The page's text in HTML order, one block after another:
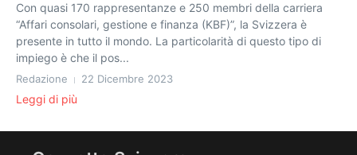
Con quasi 170 rappresentanze e 250 membri della carriera
“Affari consolari, gestione e finanza (KBF)”, la Svizzera è
presente in tutto il mondo. La particolarità di questo tipo di
impiego è che il pos...
Redazione 22 Dicembre 2023
Leggi di più